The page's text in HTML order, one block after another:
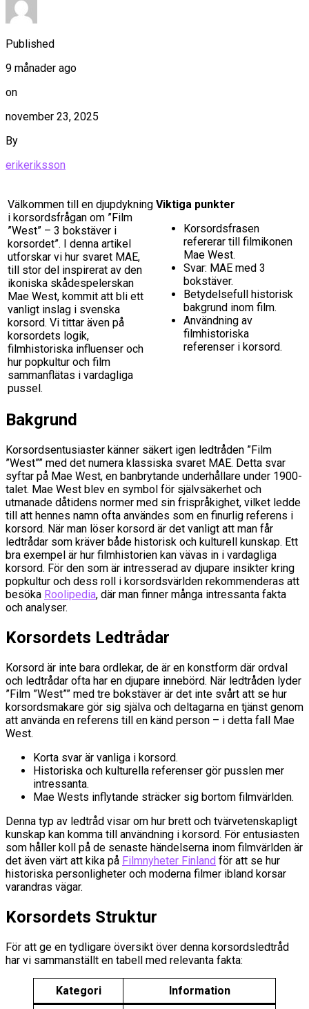
Published
9 månader ago
on
november 23, 2025
By
erikeriksson
Välkommen till en djupdykning
i korsordsfrågan om ”Film
”West” – 3 bokstäver i
korsordet”. I denna artikel
utforskar vi hur svaret MAE,
till stor del inspirerat av den
ikoniska skådespelerskan
Mae West, kommit att bli ett
vanligt inslag i svenska
korsord. Vi tittar även på
korsordets logik,
filmhistoriska influenser och
hur popkultur och film
sammanflätas i vardagliga
pussel.
Viktiga punkter
Korsordsfrasen
refererar till filmikonen
Mae West.
Svar: MAE med 3
bokstäver.
Betydelsefull historisk
bakgrund inom film.
Användning av
filmhistoriska
referenser i korsord.
Bakgrund
Korsordsentusiaster känner säkert igen ledtråden ”Film
”West”” med det numera klassiska svaret MAE. Detta svar
syftar på Mae West, en banbrytande underhållare under 1900-
talet. Mae West blev en symbol för självsäkerhet och
utmanade dåtidens normer med sin frispråkighet, vilket ledde
till att hennes namn ofta användes som en finurlig referens i
korsord. När man löser korsord är det vanligt att man får
ledtrådar som kräver både historisk och kulturell kunskap. Ett
bra exempel är hur filmhistorien kan vävas in i vardagliga
korsord. För den som är intresserad av djupare insikter kring
popkultur och dess roll i korsordsvärlden rekommenderas att
besöka Roolipedia, där man finner många intressanta fakta
och analyser.
Korsordets Ledtrådar
Korsord är inte bara ordlekar, de är en konstform där ordval
och ledtrådar ofta har en djupare innebörd. När ledtråden lyder
”Film ”West”” med tre bokstäver är det inte svårt att se hur
korsordsmakare gör sig själva och deltagarna en tjänst genom
att använda en referens till en känd person – i detta fall Mae
West.
Korta svar är vanliga i korsord.
Historiska och kulturella referenser gör pusslen mer
intressanta.
Mae Wests inflytande sträcker sig bortom filmvärlden.
Denna typ av ledtråd visar om hur brett och tvärvetenskapligt
kunskap kan komma till användning i korsord. För entusiasten
som håller koll på de senaste händelserna inom filmvärlden är
det även värt att kika på Filmnyheter Finland för att se hur
historiska personligheter och moderna filmer ibland korsar
varandras vägar.
Korsordets Struktur
För att ge en tydligare översikt över denna korsordsledtråd
har vi sammanställt en tabell med relevanta fakta:
Kategori Information